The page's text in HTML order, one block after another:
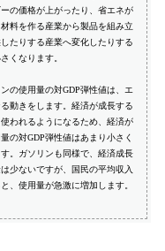
の価格が上がったり、省エネが
料を作る産業から製品を組み立
たりする産業へ変化したりする
くなります。
の使用量の対GDP弾性値は、エ
動きをします。経済が成長する
われるようになるため、経済が
の対GDP弾性値はあまり小さく
。ガソリンも同様で、経済成長
少ないですが、国民の平均収入
、使用量が急激に増加します。